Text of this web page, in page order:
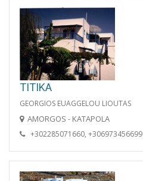
TITIKA
GEORGIOS EUAGGELOU LIOUTAS
AMORGOS - KATAPOLA
+302285071660, +306973456699